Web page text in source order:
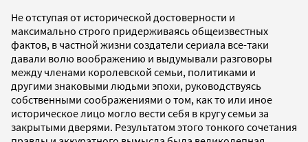
Не отступая от исторической достоверности и
максимально строго придерживаясь общеизвестных
фактов, в частной жизни создатели сериала все-таки
давали волю воображению и выдумывали разговоры
между членами королевской семьи, политиками и
другими знаковыми людьми эпохи, руководствуясь
собственными соображениями о том, как то или иное
историческое лицо могло вести себя в кругу семьи за
закрытыми дверями. Результатом этого тонкого сочетания